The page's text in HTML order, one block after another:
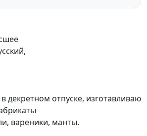
декретном отпуске, изготавливаю
вареники, манты.